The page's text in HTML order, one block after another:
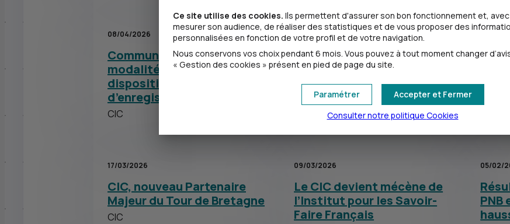
08/04/2026
Communiqué précisant les
modalités de mise à
disposition du Document
d’enregistrement univ...
CIC
02/04/2026
CIC, nouveau partenaire
majeur du Tro Bro Leon
CIC
17/03/2026
CIC, nouveau Partenaire
Majeur du Tour de Bretagne
CIC
09/03/2026
Le CIC devient mécène de
l’Institut pour les Savoir-
Faire Français
05/02/
Ce site utilise des cookies. Ils permettent d'assurer son bon fonctionnement et,
mesurer son audience, de réaliser des statistiques et de vous proposer des
personnalisées en fonction de votre profil et de votre navigation.
Nous conservons vos choix pendant 6 mois. Vous pouvez à tout moment changer
« Gestion des cookies » présent en pied de page du site.
Accepter et Fermer
Paramétrer
Consulter notre politique Cookies